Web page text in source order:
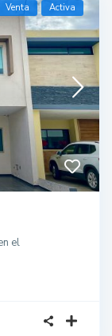
Venta Activa
el